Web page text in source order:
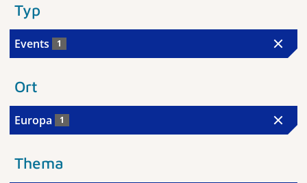
Typ
Events 1
Ort
Europa 1
Thema